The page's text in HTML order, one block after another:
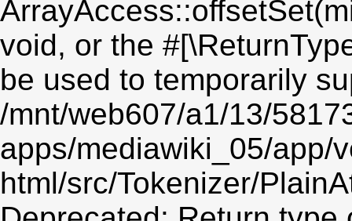
void, or the
be used to temporarily
/mnt/web607/a1/13/
apps/mediawiki_05/app/
html/src/Tokenizer/